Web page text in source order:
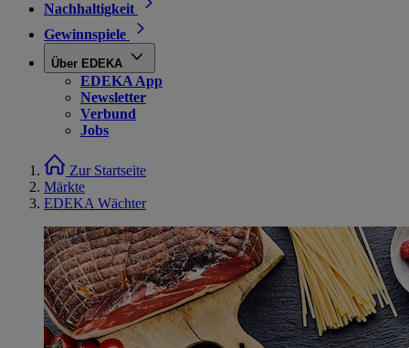
Nachhaltigkeit
Gewinnspiele
Über EDEKA
EDEKA App
Newsletter
Verbund
Jobs
Zur Startseite
Märkte
EDEKA Wächter